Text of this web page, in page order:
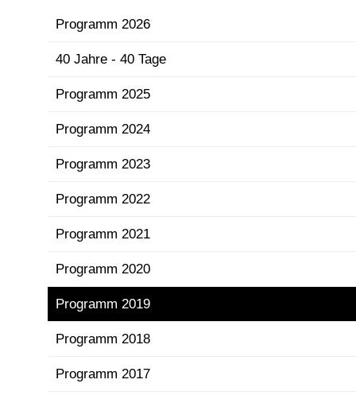
Programm 2026
40 Jahre - 40 Tage
Programm 2025
Programm 2024
Programm 2023
Programm 2022
Programm 2021
Programm 2020
Programm 2019
Programm 2018
Programm 2017